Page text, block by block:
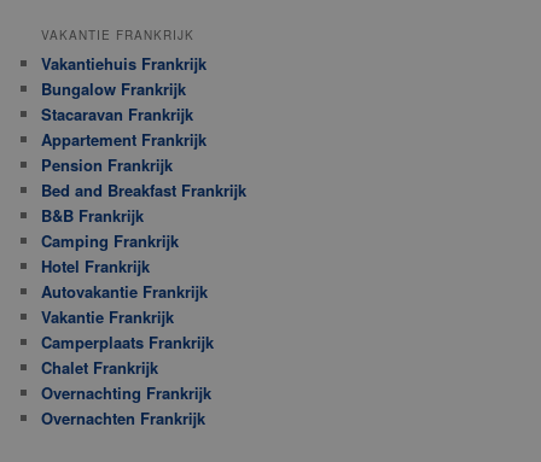
VAKANTIE FRANKRIJK
Vakantiehuis Frankrijk
Bungalow Frankrijk
Stacaravan Frankrijk
Appartement Frankrijk
Pension Frankrijk
Bed and Breakfast Frankrijk
B&B Frankrijk
Camping Frankrijk
Hotel Frankrijk
Autovakantie Frankrijk
Vakantie Frankrijk
Camperplaats Frankrijk
Chalet Frankrijk
Overnachting Frankrijk
Overnachten Frankrijk